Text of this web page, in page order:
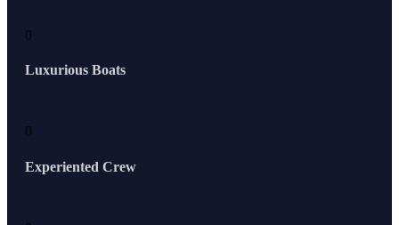
0
Luxurious Boats
0
Experiented Crew